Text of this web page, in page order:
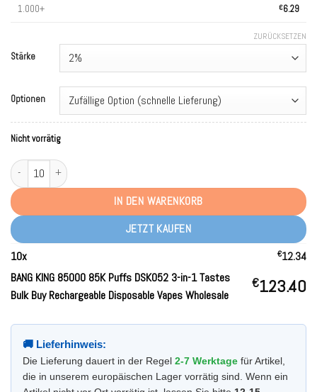
1.000+ €6.29
Stärke
Optionen
ZURÜCKSETZEN
Nicht vorrätig
BANG KING 85000 85K Puffs DSK052 3-in-1 Tastes Bulk Buy Rechargeable
IN DEN WARENKORB
JETZT KAUFEN
10x €12.34
BANG KING 85000 85K Puffs DSK052 3-in-1 Tastes
Bulk Buy Rechargeable Disposable Vapes Wholesale
€123.40
🚚 Lieferhinweis:
Die Lieferung dauert in der Regel 2-7 Werktage für Artikel,
die in unserem europäischen Lager vorrätig sind. Wenn ein